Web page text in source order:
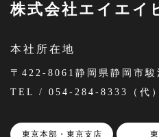
株式会社エイエイ
本社所在地
〒422-8061静岡県静岡市
TEL / 054-284-8333（代
東京本部・東京支店